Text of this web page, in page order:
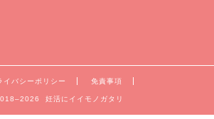
イバシーポリシー 免責事項
妊活にイイモノガタリ